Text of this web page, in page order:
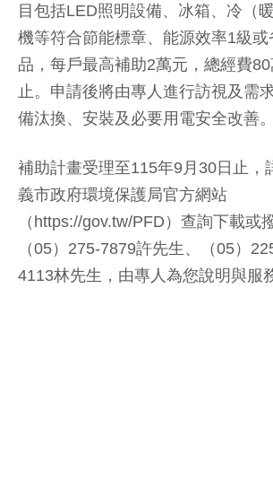
目包括LED照明設備、冰箱、冷（
機等符合節能標章、能源效率1級或
品，每戶最高補助2萬元，總經費
止。申請後將由專人進行訪視及需
備汰換、安裝及必要用電安全改善。
補助計畫受理至115年9月30日止，
義市政府環境保護局官方網站
（https://gov.tw/PFD）查詢下載或
（05）275-7879許先生、（05）
4113林先生，由專人為您說明與服